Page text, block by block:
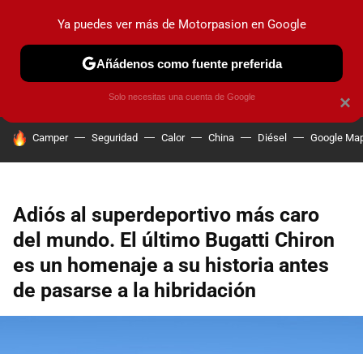
PRUEBAS COCHES ELÉCTRICOS OBSERVATORIO
HOY SE HABLA DE
Camper Seguridad Calor China Diésel Google
Adiós al superdeportivo más caro
del mundo. El último Bugatti Chiron
es un homenaje a su historia antes
de pasarse a la hibridación
×
Ya puedes ver más de Motorpasion en Google
Añádenos como fuente preferida
Solo necesitas una cuenta de Google